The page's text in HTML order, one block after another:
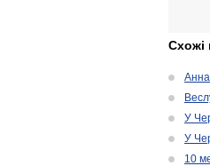
Схожі
У
У
10